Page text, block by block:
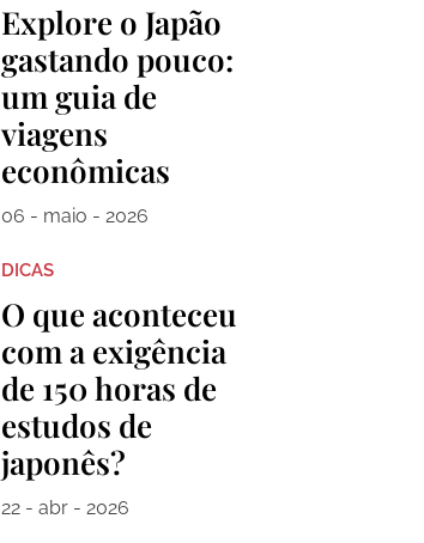
Explore o Japão
gastando pouco:
um guia de
viagens
econômicas
06 - maio - 2026
DICAS
O que aconteceu
com a exigência
de 150 horas de
estudos de
japonês?
22 - abr - 2026